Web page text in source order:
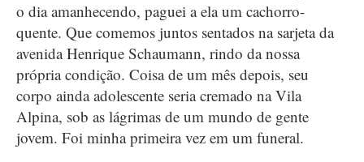
o dia amanhecendo, paguei a ela um cachorro-
quente. Que comemos juntos sentados na sarjeta da
avenida Henrique Schaumann, rindo da nossa
própria condição. Coisa de um mês depois, seu
corpo ainda adolescente seria cremado na Vila
Alpina, sob as lágrimas de um mundo de gente
jovem. Foi minha primeira vez em um funeral.